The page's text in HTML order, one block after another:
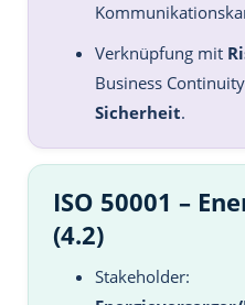
Verknüpfung mit
Business
Sicherheit.
ISO 50001 –
(4.2)
Stakeholder: